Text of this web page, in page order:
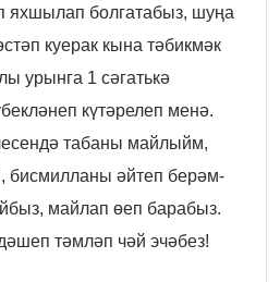
яхшылап болгатабыз, шуңа
куерак кына тәбикмәк
урынга 1 сәгатькә
күтәрелеп менә.
табаны майлыйм,
бисмилланы әйтеп берәм-
майлап өеп барабыз.
тәмләп чәй эчәбез!